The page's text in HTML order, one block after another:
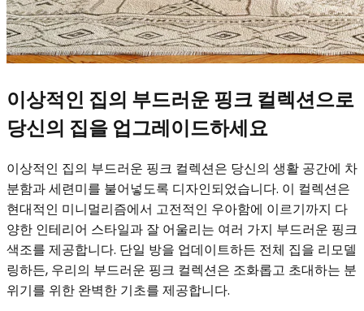
이상적인 집의 부드러운 핑크 컬렉션으로
당신의 집을 업그레이드하세요
이상적인 집의 부드러운 핑크 컬렉션은 당신의 생활 공간에 차
분함과 세련미를 불어넣도록 디자인되었습니다. 이 컬렉션은
현대적인 미니멀리즘에서 고전적인 우아함에 이르기까지 다
양한 인테리어 스타일과 잘 어울리는 여러 가지 부드러운 핑크
색조를 제공합니다. 단일 방을 업데이트하든 전체 집을 리모델
링하든, 우리의 부드러운 핑크 컬렉션은 조화롭고 초대하는 분
위기를 위한 완벽한 기초를 제공합니다.